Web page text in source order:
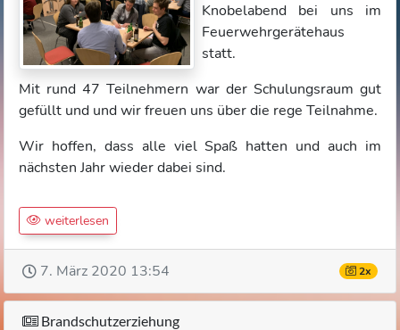
Knobelabend bei uns im
Feuerwehrgerätehaus
statt.
Mit rund 47 Teilnehmern war der Schulungsraum gut
gefüllt und und wir freuen uns über die rege Teilnahme.
Wir hoffen, dass alle viel Spaß hatten und auch im
nächsten Jahr wieder dabei sind.
weiterlesen
7. März 2020 13:54 2x
Brandschutzerziehung